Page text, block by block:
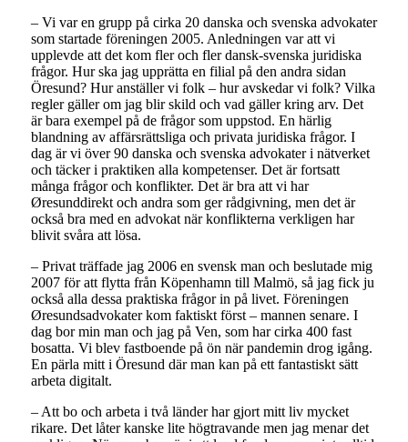
– Vi var en grupp på cirka 20 danska och svenska advokater
som startade föreningen 2005. Anledningen var att vi
upplevde att det kom fler och fler dansk-svenska juridiska
frågor. Hur ska jag upprätta en filial på den andra sidan
Öresund? Hur anställer vi folk – hur avskedar vi folk? Vilka
regler gäller om jag blir skild och vad gäller kring arv. Det
är bara exempel på de frågor som uppstod. En härlig
blandning av affärsrättsliga och privata juridiska frågor. I
dag är vi över 90 danska och svenska advokater i nätverket
och täcker i praktiken alla kompetenser. Det är fortsatt
många frågor och konflikter. Det är bra att vi har
Øresunddirekt och andra som ger rådgivning, men det är
också bra med en advokat när konflikterna verkligen har
blivit svåra att lösa.
– Privat träffade jag 2006 en svensk man och beslutade mig
2007 för att flytta från Köpenhamn till Malmö, så jag fick ju
också alla dessa praktiska frågor in på livet. Föreningen
Øresundsadvokater kom faktiskt först – mannen senare. I
dag bor min man och jag på Ven, som har cirka 400 fast
bosatta. Vi blev fastboende på ön när pandemin drog igång.
En pärla mitt i Öresund där man kan på ett fantastiskt sätt
arbeta digitalt.
– Att bo och arbeta i två länder har gjort mitt liv mycket
rikare. Det låter kanske lite högtravande men jag menar det